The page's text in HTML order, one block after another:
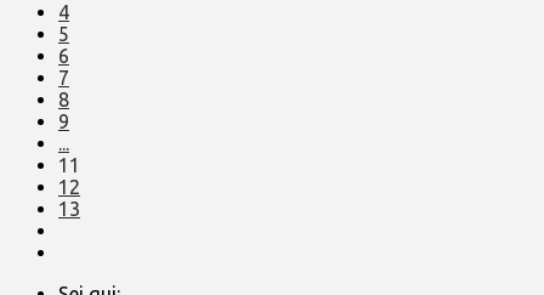
4
5
6
7
8
9
...
11
12
13